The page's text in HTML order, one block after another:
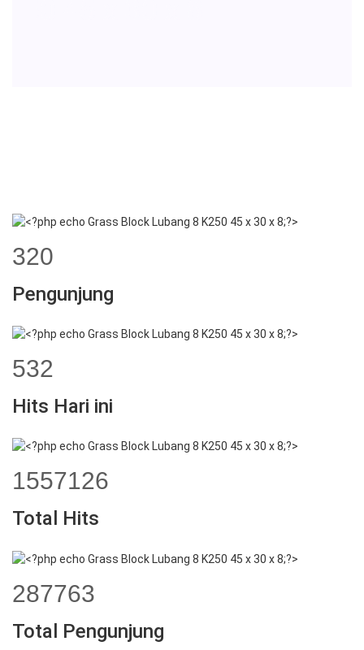
419
Pengunjung
706
Hits Hari ini
2072266
Total Hits
382962
Total Pengunjung